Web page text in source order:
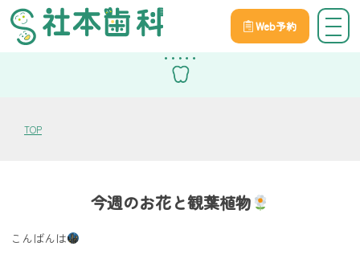
Web予約
スタッフブログ
TOP
今週のお花と観葉植物
こんばんは